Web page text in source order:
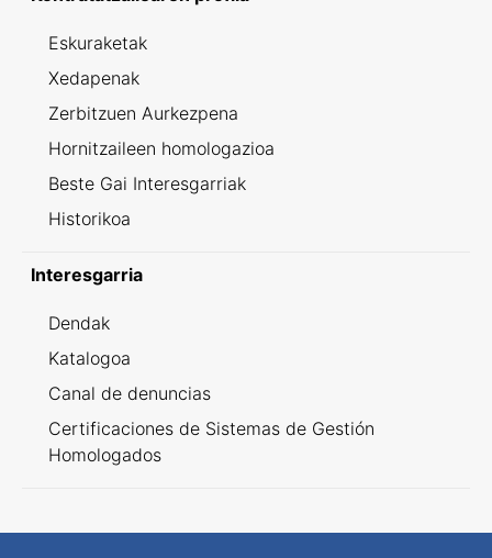
Eskuraketak
Xedapenak
Zerbitzuen Aurkezpena
Hornitzaileen homologazioa
Beste Gai Interesgarriak
Historikoa
Interesgarria
Dendak
Katalogoa
Canal de denuncias
Certificaciones de Sistemas de Gestión
Homologados